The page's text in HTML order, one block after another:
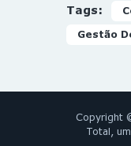
Tags:
Gestão
Copyright
Total,